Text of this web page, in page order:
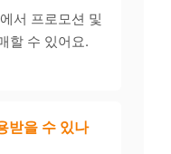
서 프로모션 및
할 수 있어요.
받을 수 있나